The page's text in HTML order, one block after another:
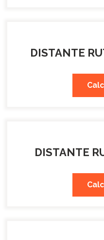
DISTANTE
DISTANTE